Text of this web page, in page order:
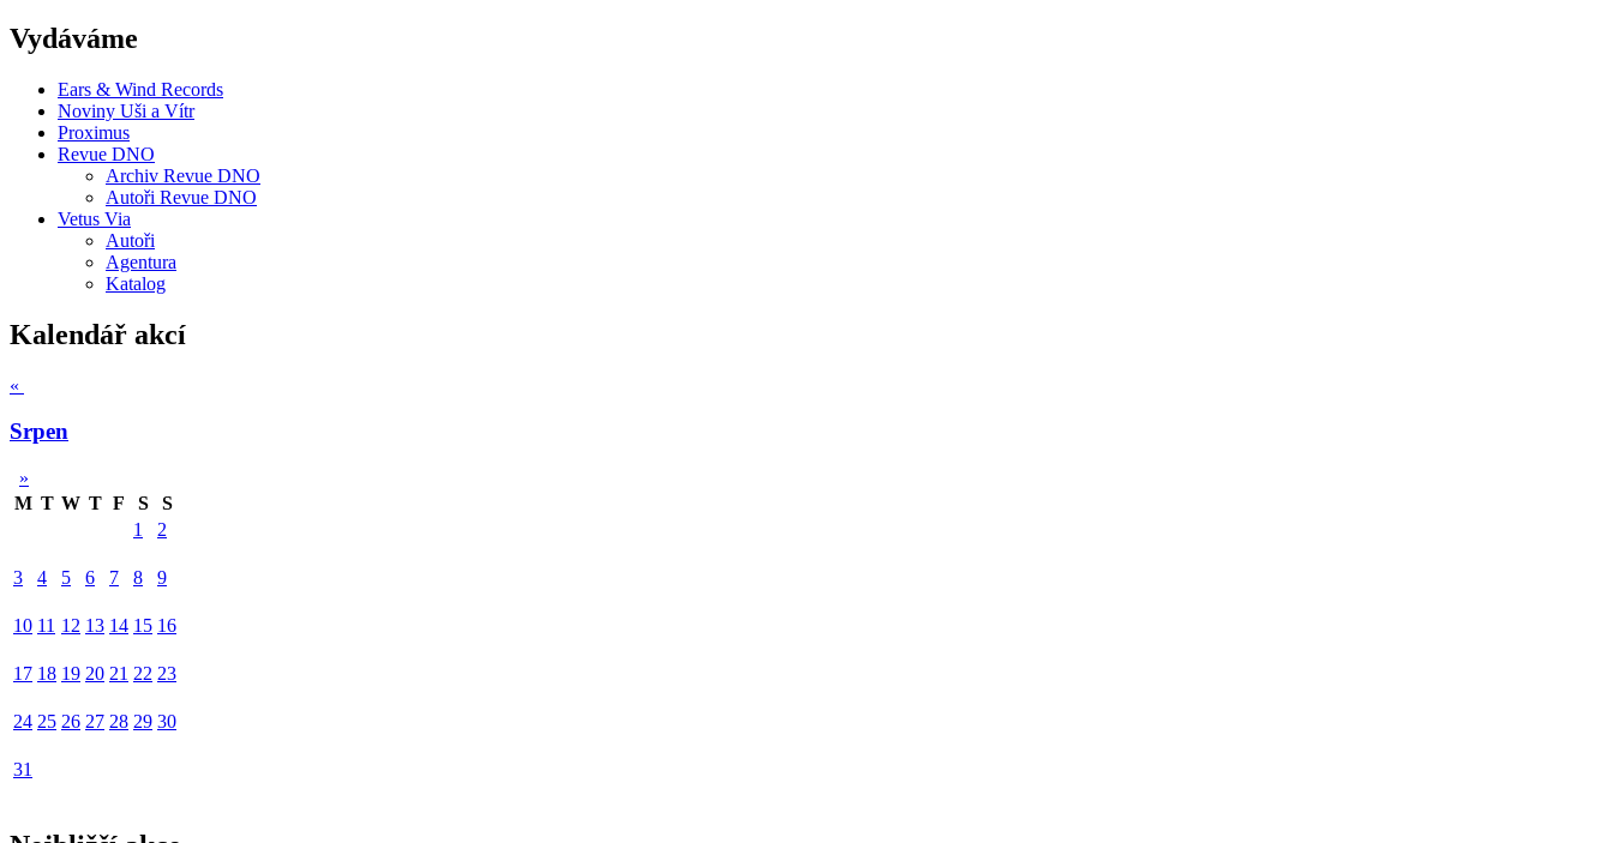
Vydáváme
Ears & Wind Records
Noviny Uši a Vítr
Proximus
Revue DNO
Archiv Revue DNO
Autoři Revue DNO
Vetus Via
Autoři
Agentura
Katalog
Kalendář akcí
«
Srpen
»
M T W T F S
S
1
2
3 4 5 6 7 8 9
10 11 12 13 14 15 16
17 18 19 20 21 22 23
24 25 26 27 28 29 30
31